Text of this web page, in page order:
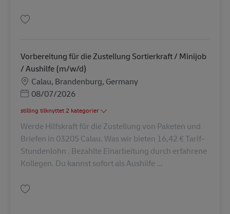
Vorbereitung für die Zustellung Sortierkraft / Minijob
/ Aushilfe (m/w/d)
Lokation
Calau, Brandenburg, Germany
Posted Date
08/07/2026
stilling tilknyttet 2 kategorier
Werde Hilfskraft für die Zustellung von Paketen und
Briefen in 03205 Calau. Was wir bieten 16,42 € Tarif-
Stundenlohn . Bezahlte Einarbeitung durch erfahrene
Kollegen. Du kannst sofort als Aushilfe ...